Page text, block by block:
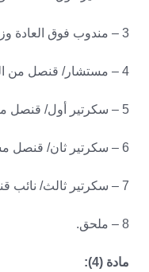
3 – مندوب فوق العادة وزير مفوض/ قنصل عام.
4 – مستشار/ قنصل من الدرجة الأولى.
5 – سكرتير أول/ قنصل من الدرجة الثانية.
6 – سكرتير ثان/ قنصل مساعد.
7 – سكرتير ثالث/ نائب قنصل.
8 – ملحق.
مادة (4):